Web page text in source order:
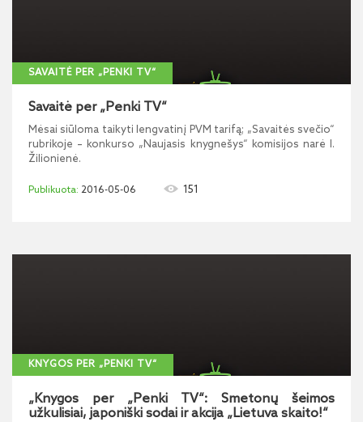
SAVAITĖ PER „PENKI TV“
Savaitė per „Penki TV“
Mėsai siūloma taikyti lengvatinį PVM tarifą; „Savaitės svečio“
rubrikoje – konkurso „Naujasis knygnešys“ komisijos narė I.
Žilionienė.
2016-05-06 151
KNYGOS PER „PENKI TV“
„Knygos per „Penki TV“: Smetonų šeimos
užkulisiai, japoniški sodai ir akcija „Lietuva skaito!“